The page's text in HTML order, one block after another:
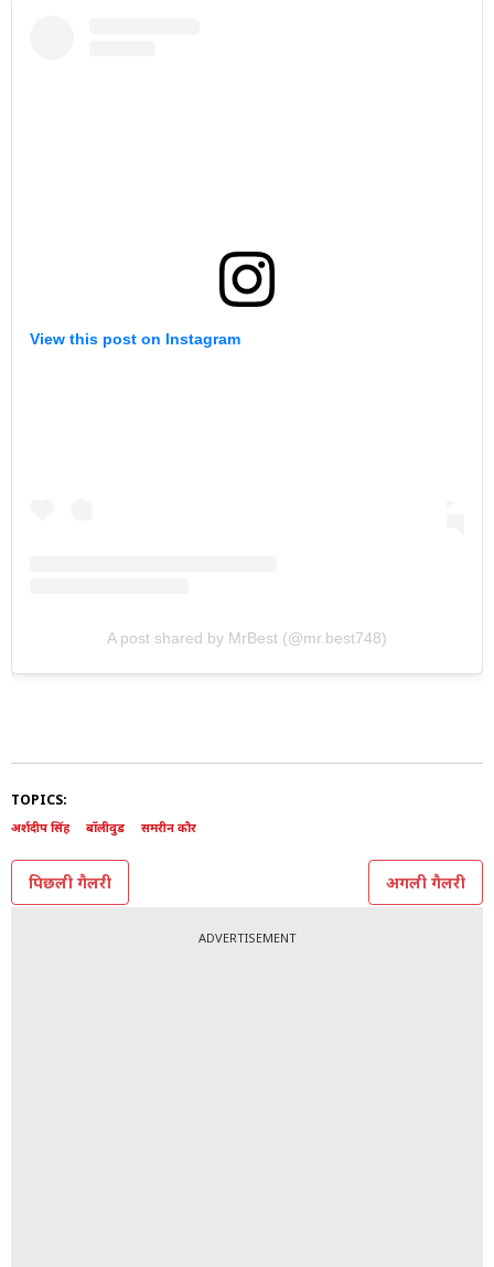
View this post on Instagram
A post shared by MrBest (@mr.best748)
TOPICS:
अर्शदीप सिंह बॉलीवुड समरीन कौर
पिछली गैलरी अगली गैलरी
ADVERTISEMENT